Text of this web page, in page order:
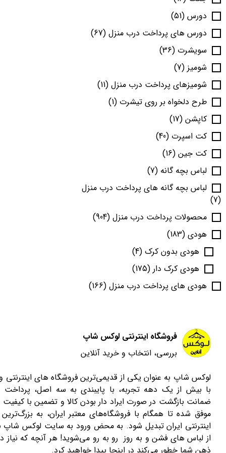
دورس (51)
دورس های پرداخت درب منزل (67)
سویشرت (36)
شومیز (7)
شومیزهای پرداخت درب منزل (11)
طرح دلخواه بر روی تیشرت (1)
کاپشن (17)
کت اسپرت (40)
کت جین (16)
لباس بچه گانه (7)
لباس بچه گانه های پرداخت درب منزل
(7)
محصولات پرداخت درب منزل (904)
هودی (183)
هودی بدون کرک (4)
هودی کرک دار (175)
هودی های پرداخت درب منزل (166)
فروشگاه اینترنتی لوکس شاپ
بررسی، انتخاب و خرید آنلاین
لوکس شاپ به عنوان یکی از قدیمی‌ترین فروشگاه های
با بیش از یک دهه تجربه، با پایبندی به سه اصل،
ضمانت بازگشت در صورت ایراد دار بودن کالا و تضمین با کیفیت
موفق شده تا همگام با فروشگاه‌های معتبر ایران، به
اینترنتی ایران تبدیل شود. به محض ورود به سایت لوکس شاپ
از لباس های فشن و به روز رو به رو می‌شوید! هر آنچه که نیاز
ذهن شما خطور می‌کند در اینجا پیدا خواهید کرد.